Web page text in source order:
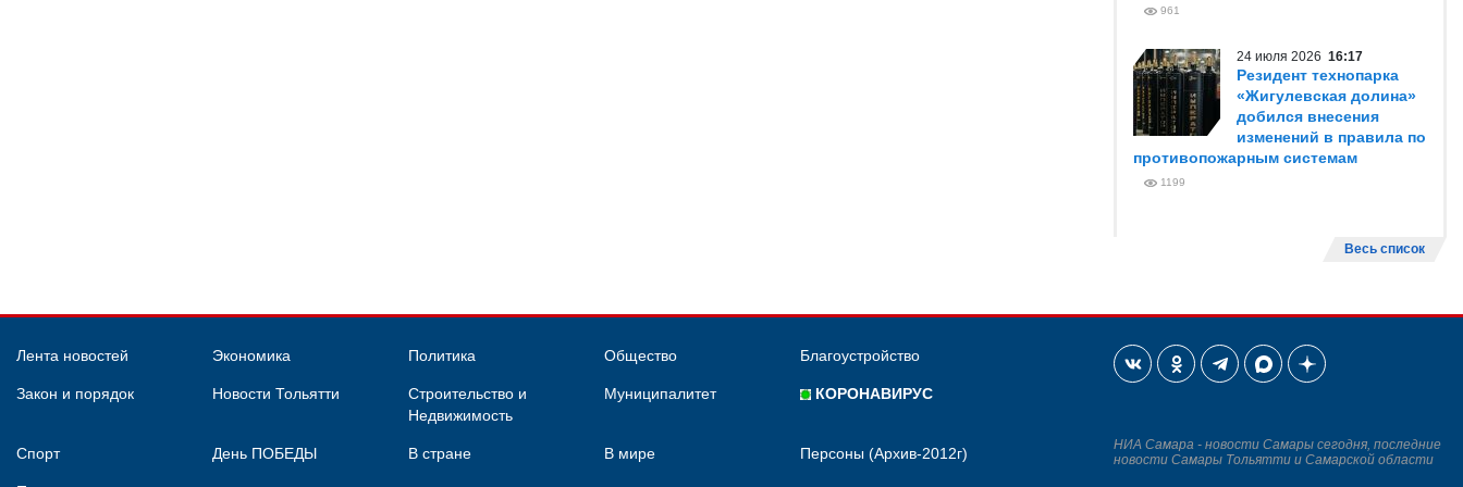
961
24 июля 2026 16:17
Резидент технопарка
«Жигулевская долина»
добился внесения
изменений в правила по
противопожарным системам
1199
Весь список
Лента новостей Экономика Политика Общество Благоустройство
Закон и порядок Новости Тольятти
Строительство и
Недвижимость
Муниципалитет КОРОНАВИРУС
Спорт День ПОБЕДЫ В стране В мире Персоны (Архив-2012г)
НИА Самара - новости Самары сегодня, последние
новости Самары Тольятти и Самарской области